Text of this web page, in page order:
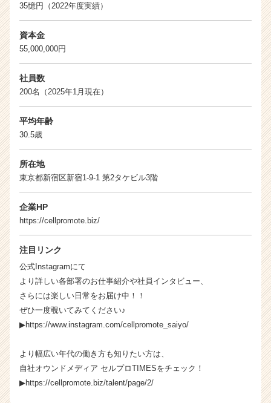
35憶円（2022年度実績）
資本金
55,000,000円
社員数
200名（2025年1月現在）
平均年齢
30.5歳
所在地
東京都新宿区新宿1-9-1 第2タケビル3階
企業HP
https://cellpromote.biz/
注目リンク
公式Instagramにて
より詳しい各部署のお仕事紹介や社員インタビュー、
さらには楽しい日常をお届け中！！
ぜひ一度覗いてみてください♪
▶https://www.instagram.com/cellpromote_saiyo/
より幅広い年代の働き方も知りたい方は、
自社オウンドメディア セルプロTIMESをチェック！
▶https://cellpromote.biz/talent/page/2/